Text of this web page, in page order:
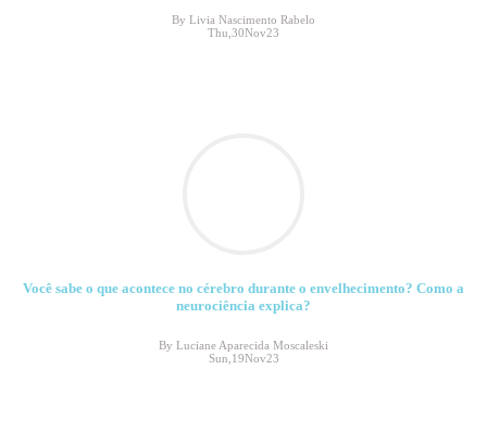
By Livia Nascimento Rabelo
Thu,30Nov23
Você sabe o que acontece no cérebro durante o envelhecimento? Como a
neurociência explica?
By Luciane Aparecida Moscaleski
Sun,19Nov23